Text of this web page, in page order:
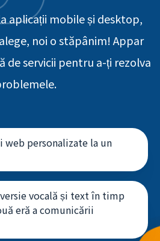
aplicații mobile și desktop,
noi o stăpânim! Appar
de servicii pentru a-ți rezolva
web personalizate la un
vocală și text în timp
eră a comunicării